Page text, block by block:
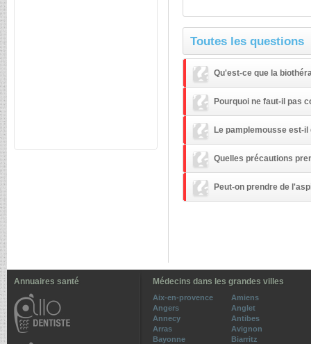
Toutes les questions
Qu'est-ce que la
Pourquoi ne faut-il pas
Le pamplemousse est-
Quelles précautions
Peut-on prendre de
Annuaires santé Médecins dans les grandes villes
Aix-en-provence
Amiens
Angers
Anglet
Annecy
Antibes
Arras
Avignon
Bayonne
Biarritz